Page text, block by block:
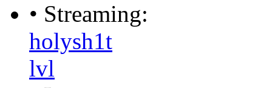
• Streaming:
holysh1t
lvl